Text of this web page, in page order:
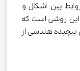
روابط بین اشکال و
روشی است که
پیچیده هندسی از